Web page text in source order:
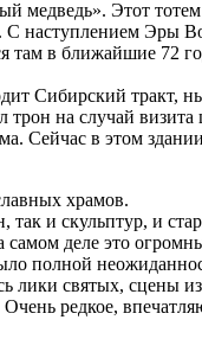
медведь». Этот
наступлением Эры
там в ближайшие 72
Сибирский тракт,
на случай визита
Сейчас в этом
храмов.
так и скульптур, и
самом деле это
полной
лики святых, сцены
редкое,